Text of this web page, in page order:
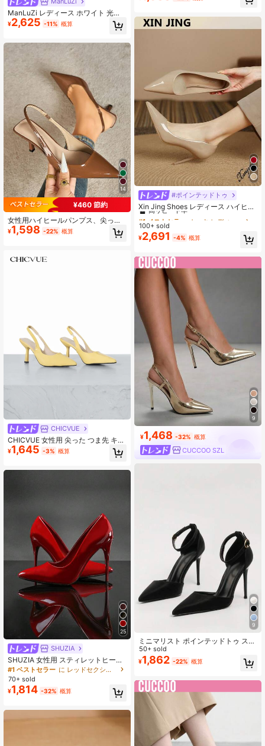
ManLuZi レディース ホワイト 光沢
ポインテッドトゥ キトゥンヒール ス
ティレット ハイヒール パンプス エ
クローズドトゥ バックル パーティー
イブニングドレスシューズ バックス
トラップ付き
¥2,625 -11% 概算
14
¥460 節約
女性用ハイヒールパンプス、尖った
先端ハイヒール、ファッションステ
ィレット、スリングバックサンダ
¥1,598 -22% 概算
CHICVUE
CHICVUE 女性用 尖った つま先 キト
ゥンヒール スリッポン サンダル
¥1,645 -3% 概算
25
SHUZIA
SHUZIA 女性用 スティレットヒール
パテント調素材 ポインテッドトゥ パ
ンプス
#1 ベストセラー
に レッドセクシー 女性用ハイヒール
70+ sold
¥1,814 -32% 概算
スなど様々なシーンで活躍、ブラッ
#ポインテッドトゥ
Xin Jing Shoes レディース ハイヒー
ル ドレスシューズ、ファッションパ
ンプス、エレガント
#1 ベストセラー
高リピート率
#1 ベストセラー
高リピート率
#1 ベストセラー
高リピート率
#1 ベストセラー
100+ sold
¥2,691 -4% 概算
9
¥1,468 -32% 概算
CUCCOO SZL
9
ミニマリスト ポインテッドトゥ ステ
ィレットヒール パンプス、エレガン
トなブラック アンクルストラップ パ
ンプス、エレガントなポインテッド
50+ sold
¥1,862 -22% 概算